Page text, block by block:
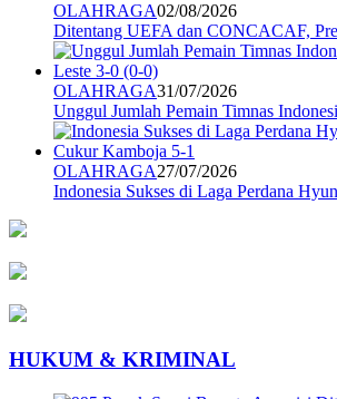
OLAHRAGA02/08/2026
Ditentang UEFA dan CONCACAF,
OLAHRAGA31/07/2026
Unggul Jumlah Pemain Timnas
OLAHRAGA27/07/2026
Indonesia Sukses di Laga Perdana
HUKUM & KRIMINAL